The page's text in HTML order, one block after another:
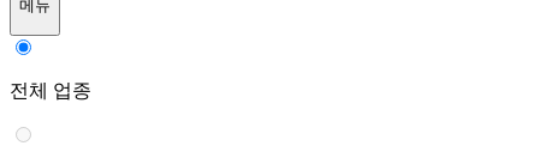
메뉴
전체 업종